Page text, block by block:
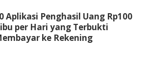
Aplikasi Penghasil Uang Rp100
per Hari yang Terbukti
ke Rekening